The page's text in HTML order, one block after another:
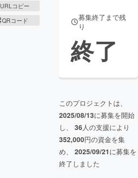
URLコピー
QRコード
募集終了まで残
り
終了
このプロジェクトは、
2025/08/13に募集を開始
し、 36人の支援により
352,000円の資金を集
め、 2025/09/21に募集を
終了しました